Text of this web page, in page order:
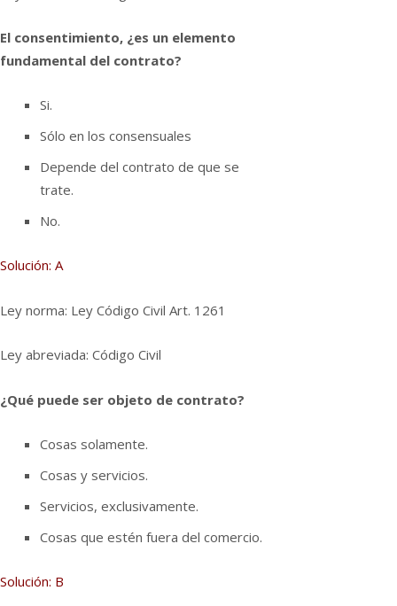
El consentimiento, ¿es un elemento
fundamental del contrato?
Si.
Sólo en los consensuales
Depende del contrato de que se
trate.
No.
Solución: A
Ley norma: Ley Código Civil Art. 1261
Ley abreviada: Código Civil
¿Qué puede ser objeto de contrato?
Cosas solamente.
Cosas y servicios.
Servicios, exclusivamente.
Cosas que estén fuera del comercio.
Solución: B